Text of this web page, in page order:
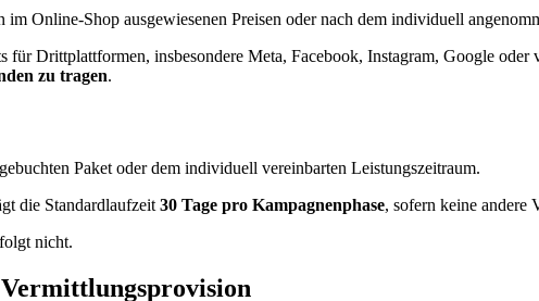
Online-Shop ausgewiesenen Preisen oder nach dem individuell
für Drittplattformen, insbesondere Meta, Facebook, Instagram, Google
zu tragen.
Paket oder dem individuell vereinbarten Leistungszeitraum.
die Standardlaufzeit 30 Tage pro Kampagnenphase, sofern keine andere
nicht.